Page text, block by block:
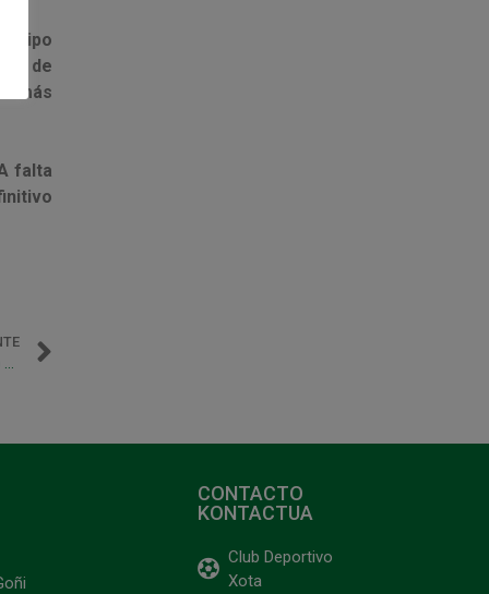
de
más
falta
El partido El Pozo Murcia – Magna Navarra será televisado en directo por Teledeporte
CONTACTO
KONTACTUA
Club Deportivo
Xota